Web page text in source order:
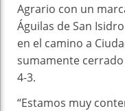
Agrario con un
Águilas de San
en el camino a
sumamente
4-3.
“Estamos muy